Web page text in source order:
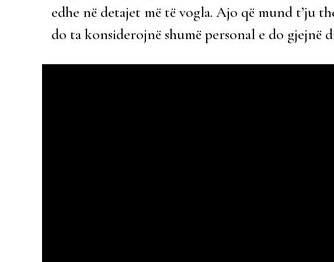
edhe në detajet më të vogla. Ajo që mund t’ju
do ta konsiderojnë shumë personal e do gjejnë